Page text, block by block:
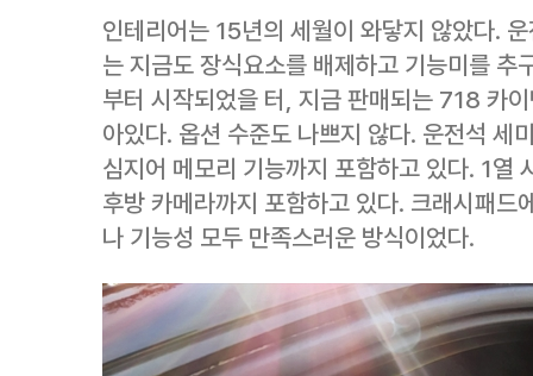
인테리어는 15년의 세월이 와닿지 않았다.
는 지금도 장식요소를 배제하고 기능미를 추
부터 시작되었을 터, 지금 판매되는 718 카
아있다. 옵션 수준도 나쁘지 않다. 운전석 세
심지어 메모리 기능까지 포함하고 있다. 1열
후방 카메라까지 포함하고 있다. 크래시패드
나 기능성 모두 만족스러운 방식이었다.